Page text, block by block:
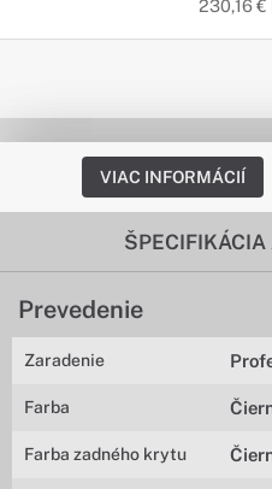
230,16 €
VIAC INFORMÁCIÍ
ŠPECIFIKÁCIA
Prevedenie
Zaradenie
Farba
Farba zadného krytu